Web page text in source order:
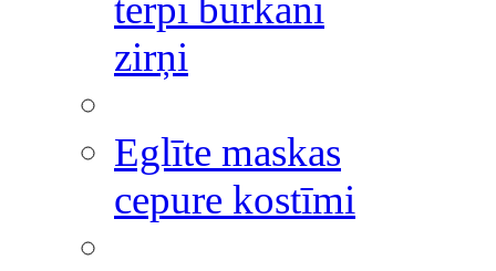
tērpi burkāni
zirņi
Eglīte maskas
cepure kostīmi